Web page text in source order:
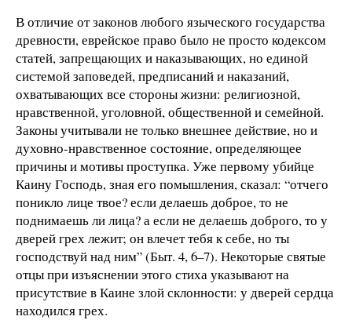
В отличие от законов любого языческого государства
древности, еврейское право было не просто кодексом
статей, запрещающих и наказывающих, но единой
системой заповедей, предписаний и наказаний,
охватывающих все стороны жизни: религиозной,
нравственной, уголовной, общественной и семейной.
Законы учитывали не только внешнее действие, но и
духовно-нравственное состояние, определяющее
причины и мотивы проступка. Уже первому убийце
Каину Господь, зная его помышления, сказал: “отчего
поникло лице твое? если делаешь доброе, то не
поднимаешь ли лица? а если не делаешь доброго, то у
дверей грех лежит; он влечет тебя к себе, но ты
господствуй над ним” (Быт. 4, 6–7). Некоторые святые
отцы при изъяснении этого стиха указывают на
присутствие в Каине злой склонности: у дверей сердца
находился грех.